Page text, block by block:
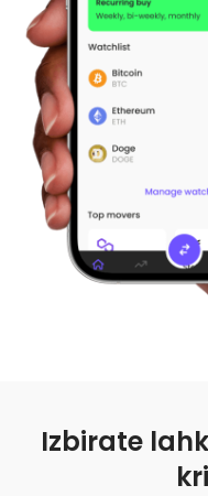
Najdi svojo kripto
KriptoEarn
Zaslužite nagrade s
Trezor
Varčujte kriptovalute
Ponavljajoči nakup
Redno načrtovane
Opozorila o ceni
Ažurne informacije
Izbirate